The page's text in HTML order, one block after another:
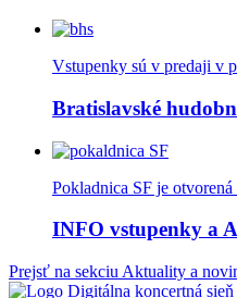
Vstupenky sú v predaji v
Bratislavské
Pokladnica SF je
INFO vstupenky a
Prejsť na sekciu Aktuality a